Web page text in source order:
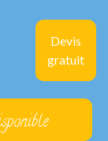
Devis
gratuit